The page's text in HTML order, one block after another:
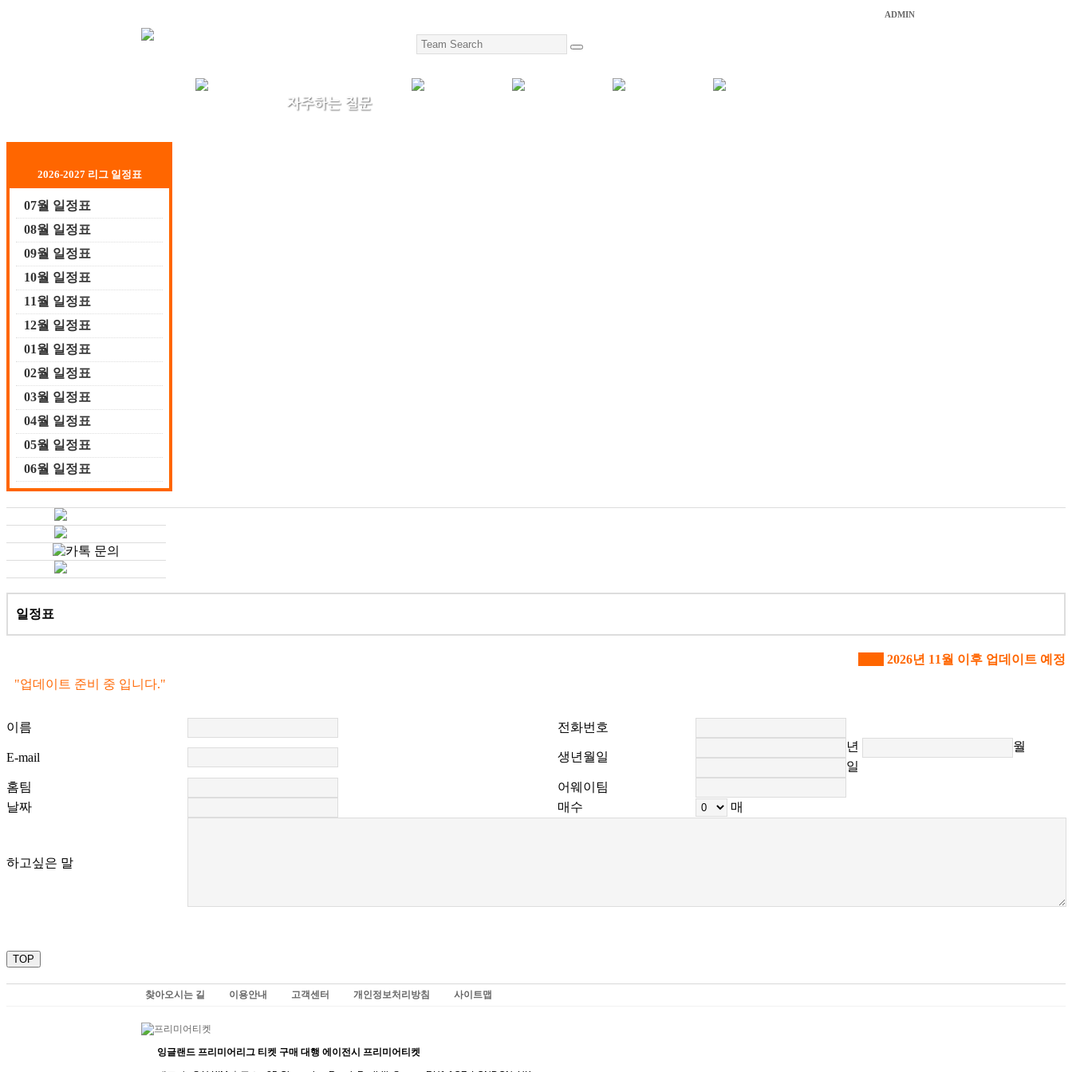
ADMIN
2026-2027 리그 일정표
07월 일정표
08월 일정표
09월 일정표
10월 일정표
11월 일정표
12월 일정표
01월 일정표
02월 일정표
03월 일정표
04월 일정표
05월 일정표
06월 일정표
일정표
2026년 11월 이후 업데이트 예정
"업데이트 준비 중 입니다."
이름
전화번호
E-mail 생년월일
년
월
일
홈팀
어웨이팀
날짜
매수 매
하고싶은 말
TOP
찾아오시는 길 이용안내 고객센터 개인정보처리방침 사이트맵
잉글랜드 프리미어리그 티켓 구매 대행 에이전시 프리미어티켓